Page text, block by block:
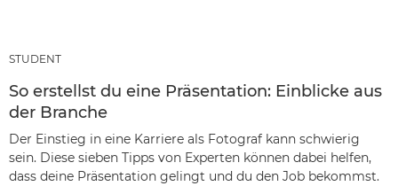
STUDENT
So erstellst du eine Präsentation: Einblicke aus
der Branche
Der Einstieg in eine Karriere als Fotograf kann schwierig
sein. Diese sieben Tipps von Experten können dabei helfen,
dass deine Präsentation gelingt und du den Job bekommst.